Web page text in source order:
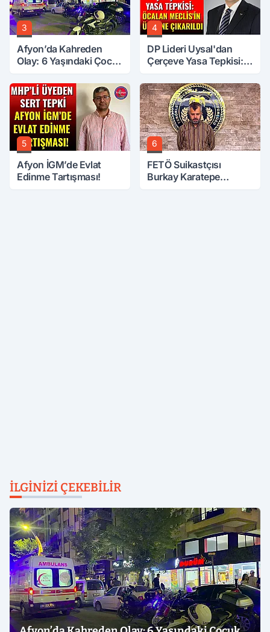
3
Afyon’da Kahreden
Olay: 6 Yaşındaki Çocuk
4
DP Lideri Uysal'dan
Çerçeve Yasa Tepkisi:
Üzerine Çıkarıldı
5
Afyon İGM’de Evlat
Edinme Tartışması!
6
FETÖ Suikastçısı
Burkay Karatepe
İLGINIZI ÇEKEBILIR